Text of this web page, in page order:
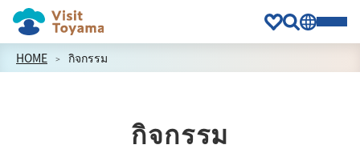
HOME กิจกรรม
กิจกรรม